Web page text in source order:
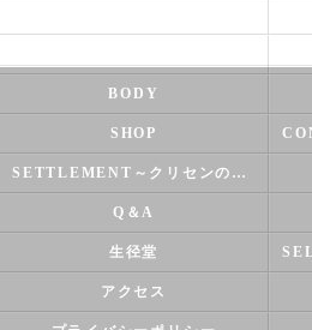
BODY
SHOP
SETTLEMENT～クリセンのズバリ解決シリーズ～
Q＆A
生径堂
アクセス